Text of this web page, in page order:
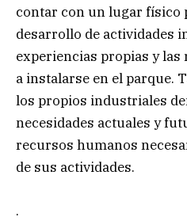
contar con un lugar físico
desarrollo de actividades
experiencias propias y
a instalarse en el parque.
los propios industriales
necesidades actuales y
recursos humanos
de sus actividades.
.